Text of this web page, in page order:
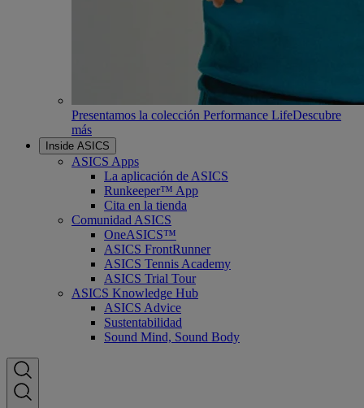
Presentamos la colección Performance LifeDescubre
más
Inside ASICS
ASICS Apps
La aplicación de ASICS
Runkeeper™ App
Cita en la tienda
Comunidad ASICS
OneASICS™
ASICS FrontRunner
ASICS Tennis Academy
ASICS Trial Tour
ASICS Knowledge Hub
ASICS Advice
Sustentabilidad
Sound Mind, Sound Body